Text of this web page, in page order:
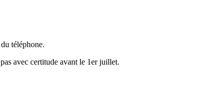
téléphone.
avec certitude avant le 1er juillet.